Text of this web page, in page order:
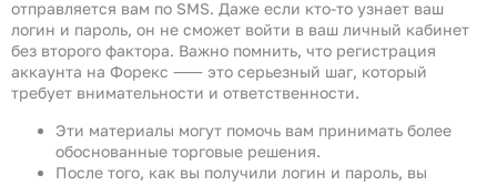
отправляется вам по SMS. Даже если кто-то узнает ваш
логин и пароль, он не сможет войти в ваш личный кабинет
без второго фактора. Важно помнить‚ что регистрация
аккаунта на Форекс ⸺ это серьезный шаг‚ который
требует внимательности и ответственности.
Эти материалы могут помочь вам принимать более
обоснованные торговые решения.
После того, как вы получили логин и пароль, вы